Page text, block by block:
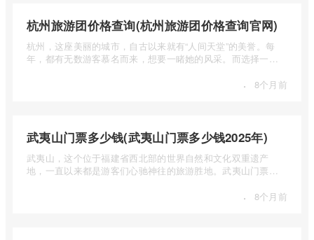
杭州旅游团价格查询(杭州旅游团价格查询官网)
杭州，这座美丽的城市，自古以来就有“人间天堂”的美誉。每
年，都有无数游客慕名而来，想要一睹她的风采。而选择一个
· 8个月前
武夷山门票多少钱(武夷山门票多少钱2025年)
武夷山，这个位于福建省西北部的世界自然和文化双重遗产
地，一直以来都是游客们心驰神往的旅游胜地。武夷山门票多
· 8个月前